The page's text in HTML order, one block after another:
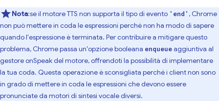
Nota:se il motore TTS non supporta il tipo di evento 'end' , Chrome
non può mettere in coda le espressioni perché non ha modo di sapere
quando l'espressione è terminata. Per contribuire a mitigare questo
problema, Chrome passa un'opzione booleana enqueueaggiuntiva al
gestore onSpeak del motore, offrendoti la possibilità di implementare
la tua coda. Questa operazione è sconsigliata perché i client non sono
in grado di mettere in coda le espressioni che devono essere
pronunciate da motori di sintesi vocale diversi.